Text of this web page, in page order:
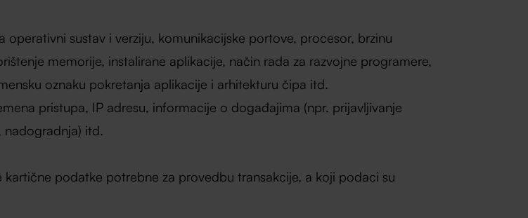
sustav i verziju, komunikacijske portove, procesor, brzinu
memorije, instalirane aplikacije, način rada za razvojne programere,
oznaku pokretanja aplikacije i arhitekturu čipa itd.
pristupa, IP adresu, informacije o događajima (npr. prijavljivanje
nadogradnja) itd.
podatke potrebne za provedbu transakcije, a koji podaci su